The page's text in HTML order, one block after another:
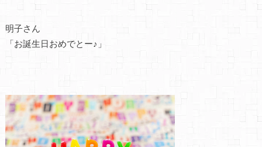
明子さん
「お誕生日おめでとー♪」